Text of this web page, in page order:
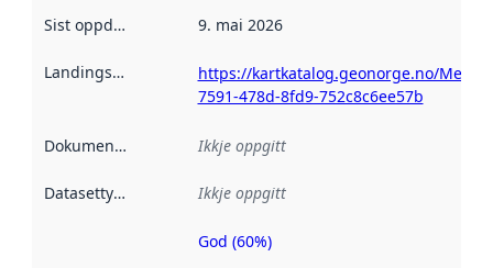
Sist oppdatert 9. mai 2026
Landingsside
https://kartkatalog.geonorge.no/
7591-478d-8fd9-752c8c6ee57b
Dokumentasjon Ikkje oppgitt
Datasettype Ikkje oppgitt
Metadatakvalitet
God (60%)